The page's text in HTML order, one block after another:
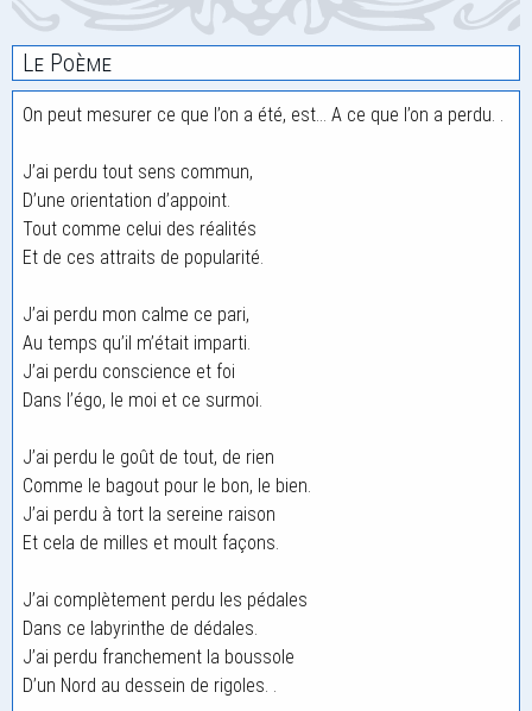
Le Poème
On peut mesurer ce que l’on a été, est… A ce que l’on a perdu. .
J’ai perdu tout sens commun,
D’une orientation d’appoint.
Tout comme celui des réalités
Et de ces attraits de popularité.
J’ai perdu mon calme ce pari,
Au temps qu’il m’était imparti.
J’ai perdu conscience et foi
Dans l’égo, le moi et ce surmoi.
J’ai perdu le goût de tout, de rien
Comme le bagout pour le bon, le bien.
J’ai perdu à tort la sereine raison
Et cela de milles et moult façons.
J’ai complètement perdu les pédales
Dans ce labyrinthe de dédales.
J’ai perdu franchement la boussole
D’un Nord au dessein de rigoles. .